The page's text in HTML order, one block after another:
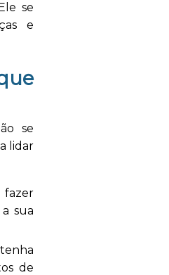
se
e
se
lidar
fazer
sua
de